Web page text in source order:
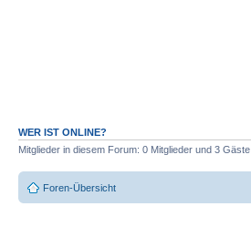
WER IST ONLINE?
Mitglieder in diesem Forum: 0 Mitglieder und 3 Gäste
Foren-Übersicht